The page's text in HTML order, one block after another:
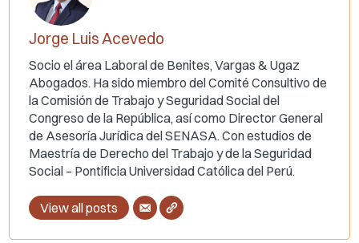
Jorge Luis Acevedo
Socio el área Laboral de Benites, Vargas & Ugaz
Abogados. Ha sido miembro del Comité Consultivo de
la Comisión de Trabajo y Seguridad Social del
Congreso de la República, así como Director General
de Asesoría Jurídica del SENASA. Con estudios de
Maestría de Derecho del Trabajo y de la Seguridad
Social – Pontificia Universidad Católica del Perú.
View all posts